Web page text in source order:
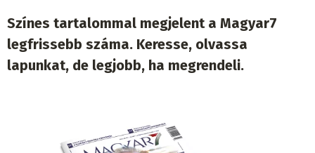
Színes tartalommal megjelent a Magyar7
legfrissebb száma. Keresse, olvassa
lapunkat, de legjobb, ha megrendeli.